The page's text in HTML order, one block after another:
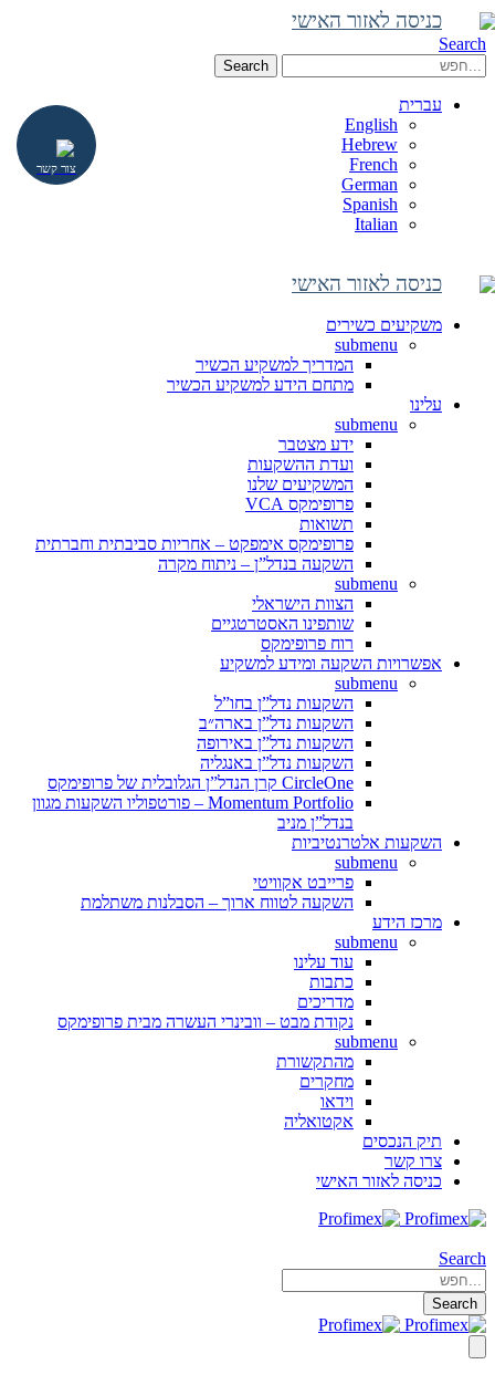
כניסה לאזור האישי
Search
Search
עברית
English
Hebrew
French
German
Spanish
Italian
כניסה לאזור האישי
משקיעים כשירים
submenu
המדריך למשקיע הכשיר
מתחם הידע למשקיע הכשיר
עלינו
submenu
ידע מצטבר
ועדת ההשקעות
המשקיעים שלנו
פרופימקס VCA
תשואות
פרופימקס אימפקט – אחריות סביבתית וחברתית
השקעה בנדל”ן – ניתוח מקרה
submenu
הצוות הישראלי
שותפינו האסטרטגיים
רוח פרופימקס
אפשרויות השקעה ומידע למשקיע
submenu
השקעות נדל”ן בחו”ל
השקעות נדל”ן בארה״ב
השקעות נדל”ן באירופה
השקעות נדל”ן באנגליה
CircleOne קרן הנדל”ן הגלובלית של פרופימקס
Momentum Portfolio – פורטפוליו השקעות מגוון
בנדל”ן מניב
השקעות אלטרנטיביות
submenu
פרייבט אקוויטי
השקעה לטווח ארוך – הסבלנות משתלמת
מרכז הידע
submenu
עוד עלינו
כתבות
מדריכים
נקודת מבט – וובינרי העשרה מבית פרופימקס
submenu
מהתקשורת
מחקרים
וידאו
אקטואליה
תיק הנכסים
צרו קשר
כניסה לאזור האישי
Search
Search
צור קשר